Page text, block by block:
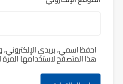
احفظ اسمي، بريدي
هذا المتصفح لاستخدامها